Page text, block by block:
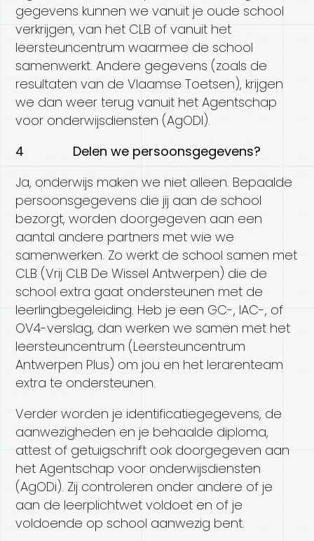
gegevens kunnen we vanuit je oude school
verkrijgen, van het CLB of vanuit het
leersteuncentrum waarmee de school
samenwerkt. Andere gegevens (zoals de
resultaten van de Vlaamse Toetsen), krijgen
we dan weer terug vanuit het Agentschap
voor onderwijsdiensten (AgODI).
4 Delen we persoonsgegevens?
Ja, onderwijs maken we niet alleen. Bepaalde
persoonsgegevens die jij aan de school
bezorgt, worden doorgegeven aan een
aantal andere partners met wie we
samenwerken. Zo werkt de school samen met
CLB (Vrij CLB De Wissel Antwerpen) die de
school extra gaat ondersteunen met de
leerlingbegeleiding. Heb je een GC-, IAC-, of
OV4-verslag, dan werken we samen met het
leersteuncentrum (Leersteuncentrum
Antwerpen Plus) om jou en het lerarenteam
extra te ondersteunen.
Verder worden je identificatiegegevens, de
aanwezigheden en je behaalde diploma,
attest of getuigschrift ook doorgegeven aan
het Agentschap voor onderwijsdiensten
(AgODi). Zij controleren onder andere of je
aan de leerplichtwet voldoet en of je
voldoende op school aanwezig bent.